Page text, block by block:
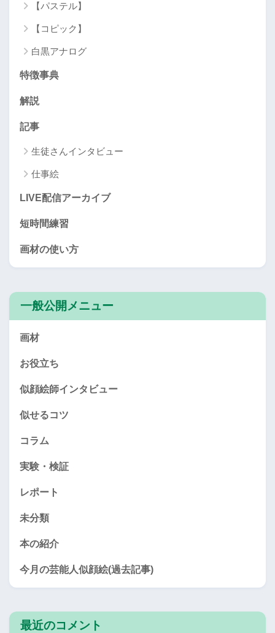
【パステル】
【コピック】
白黒アナログ
特徴事典
解説
記事
生徒さんインタビュー
仕事絵
LIVE配信アーカイブ
短時間練習
画材の使い方
一般公開メニュー
画材
お役立ち
似顔絵師インタビュー
似せるコツ
コラム
実験・検証
レポート
未分類
本の紹介
今月の芸能人似顔絵(過去記事)
最近のコメント